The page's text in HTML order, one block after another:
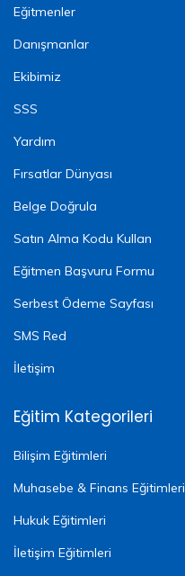
Eğitmenler
Danışmanlar
Ekibimiz
SSS
Yardım
Fırsatlar Dünyası
Belge Doğrula
Satın Alma Kodu Kullan
Eğitmen Başvuru Formu
Serbest Ödeme Sayfası
SMS Red
İletişim
Eğitim Kategorileri
Bilişim Eğitimleri
Muhasebe & Finans Eğitimleri
Hukuk Eğitimleri
İletişim Eğitimleri